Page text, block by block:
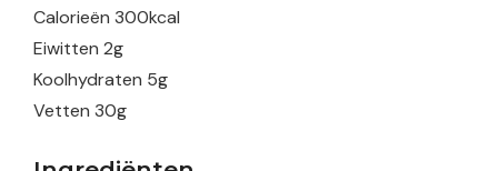
Calorieën 300kcal
Eiwitten 2g
Koolhydraten 5g
Vetten 30g